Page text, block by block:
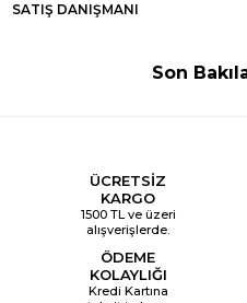
SATIŞ DANIŞMANI
Son
ÜCRETSİZ
KARGO
1500 TL ve üzeri
alışverişlerde.
ÖDEME
KOLAYLIĞI
Kredi Kartına